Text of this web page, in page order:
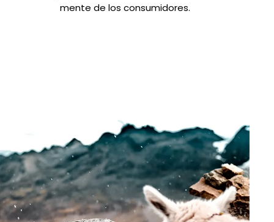
mente de los consumidores.